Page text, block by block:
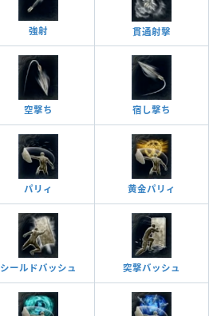
強射 貫通射擊
空撃ち 宿し撃ち
パリィ 黄金パリィ
シールドバッシュ 突撃バッシュ